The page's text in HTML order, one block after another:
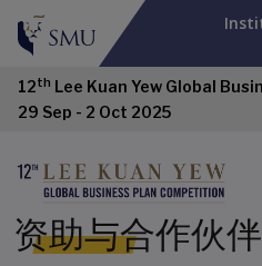
12th Lee Kuan Yew Global
29 Sep - 2 Oct 2025
资助与合作伙伴